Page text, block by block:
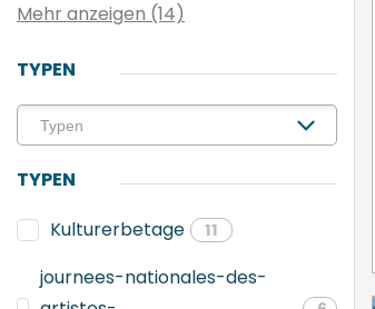
Mehr anzeigen (14)
TYPEN
TYPEN
Kulturerbetage
11
journees-nationales-des-